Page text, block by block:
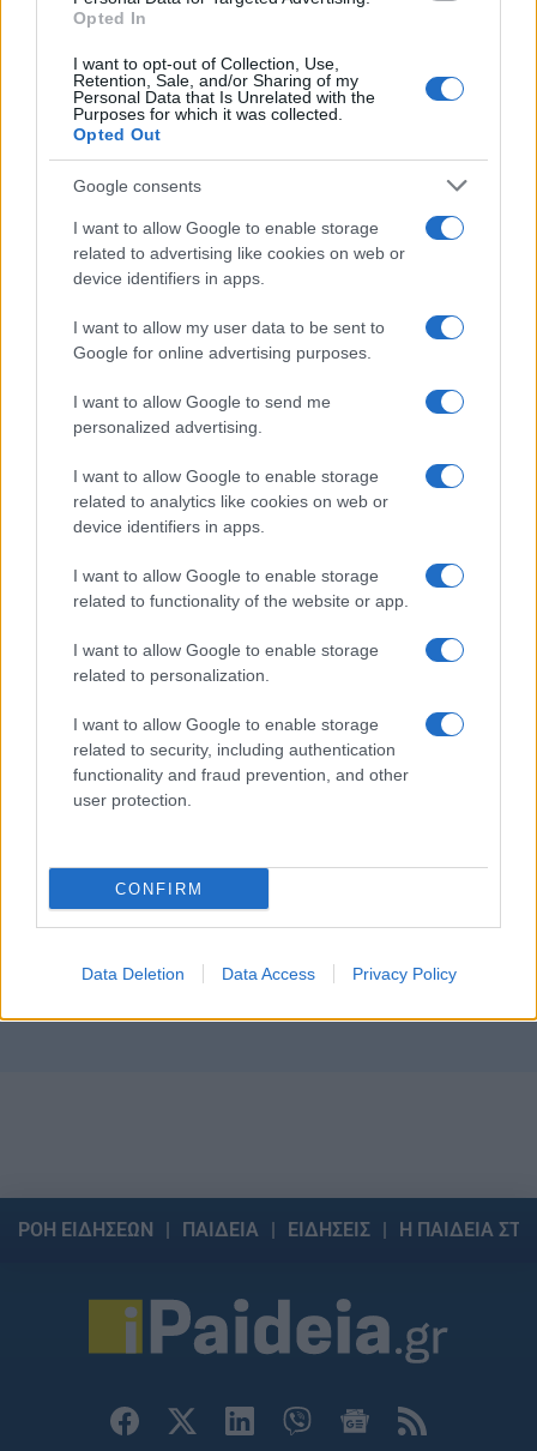
Opted In
I want to opt-out of Collection, Use,
Retention, Sale, and/or Sharing of my
Personal Data that Is Unrelated with the
Purposes for which it was collected.
Opted Out
Google consents
I want to allow Google to enable storage
related to advertising like cookies on web or
device identifiers in apps.
I want to allow my user data to be sent to
Google for online advertising purposes.
I want to allow Google to send me
personalized advertising.
I want to allow Google to enable storage
related to analytics like cookies on web or
device identifiers in apps.
I want to allow Google to enable storage
related to functionality of the website or app.
I want to allow Google to enable storage
related to personalization.
I want to allow Google to enable storage
related to security, including authentication
functionality and fraud prevention, and other
user protection.
CONFIRM
Data Deletion Data Access Privacy Policy
Τεχνητή Νοημοσύνη στα σχολεία: Οι νέοι
κανόνες για μαθητές και εκπαιδευτικούς –
07/08/2026 - 15:45
Σχολεία:
Ειδικής
07/08/2026 -
διορισμούς και προσλήψεις αναπληρωτών
06/08/2026 - 14:26
περιοχές
Διορισμοί εκπαιδευτικών: Η διαδικασία, τα
προσωρινή τοποθέτηση νεοδιόριστων
ΡΟΗ ΕΙΔΗΣΕΩΝ ΠΑΙΔΕΙΑ ΕΙΔΗΣΕΙΣ Η ΠΑΙΔΕΙΑ